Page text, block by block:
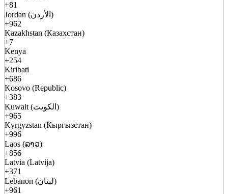
+81
Jordan (الأردن)
+962
Kazakhstan (Казахстан)
+7
Kenya
+254
Kiribati
+686
Kosovo (Republic)
+383
Kuwait (الكويت)
+965
Kyrgyzstan (Кыргызстан)
+996
Laos (ລາວ)
+856
Latvia (Latvija)
+371
Lebanon (لبنان)
+961